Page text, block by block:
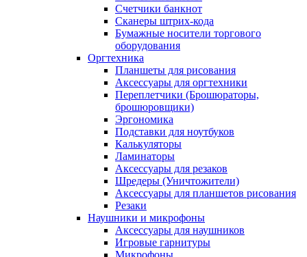
Счетчики банкнот
Сканеры штрих-кода
Бумажные носители торгового
оборудования
Оргтехника
Планшеты для рисования
Аксессуары для оргтехники
Переплетчики (Брошюраторы,
брошюровщики)
Эргономика
Подставки для ноутбуков
Калькуляторы
Ламинаторы
Аксессуары для резаков
Шредеры (Уничтожители)
Аксессуары для планшетов рисования
Резаки
Наушники и микрофоны
Аксессуары для наушников
Игровые гарнитуры
Микрофоны